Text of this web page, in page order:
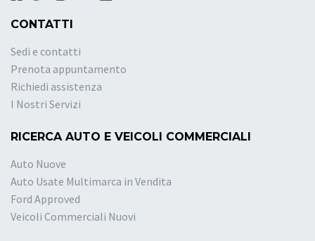
CONTATTI
Sedi e contatti
Prenota appuntamento
Richiedi assistenza
I Nostri Servizi
RICERCA AUTO E VEICOLI COMMERCIALI
Auto Nuove
Auto Usate Multimarca in Vendita
Ford Approved
Veicoli Commerciali Nuovi